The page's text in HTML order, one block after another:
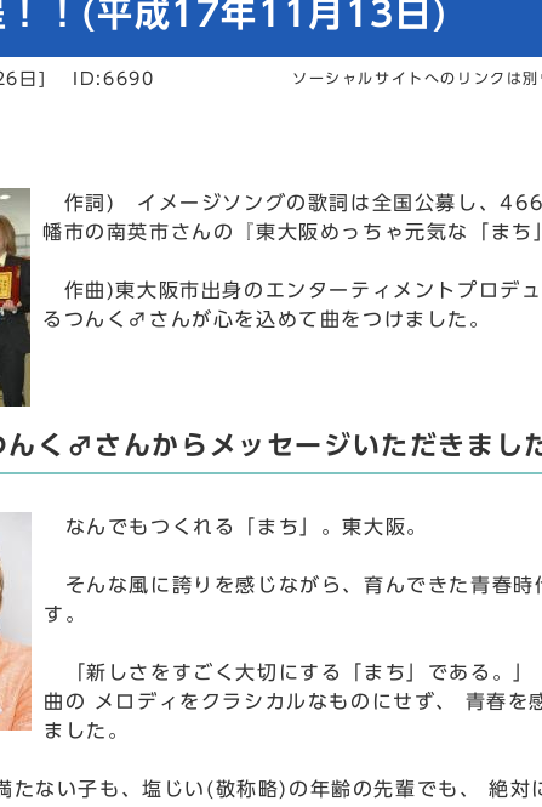
！(平成17年11月13日)
日] ID:6690 ソーシャルサイトへのリンクは
作詞) イメージソングの歌詞は全国公募し、466
幡市の南英市さんの『東大阪めっちゃ元気な「ま
作曲)東大阪市出身のエンターティメントプロデ
るつんく♂さんが心を込めて曲をつけました。
んく♂さんからメッセージいただきまし
なんでもつくれる「まち」。東大阪。
そんな風に誇りを感じながら、育んできた青春
す。
「新しさをすごく大切にする「まち」である。
曲の メロディをクラシカルなものにせず、 青春を
ました。
ない子も、塩じい(敬称略)の年齢の先輩でも、 絶対